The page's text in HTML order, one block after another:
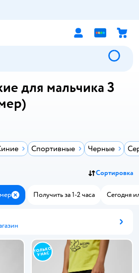
для мальчика 3
Спортивные Черные
Сортировка
ЗакрытьПолучить за 1-2 часа Сегодня